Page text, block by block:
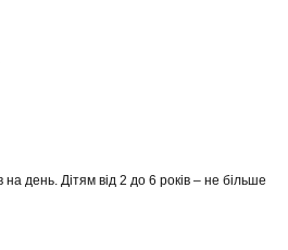
день. Дітям від 2 до 6 років – не більше